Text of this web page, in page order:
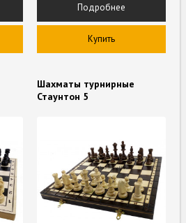
Подробнее
Купить
Шахматы турнирные
Стаунтон 5